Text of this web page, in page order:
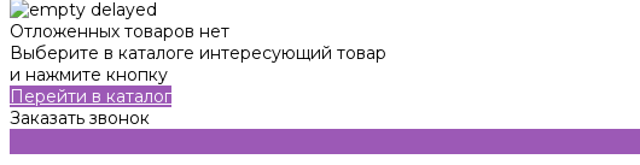
Отложенных товаров нет
Выберите в каталоге интересующий товар
и нажмите кнопку
Перейти в каталог
Заказать звонок